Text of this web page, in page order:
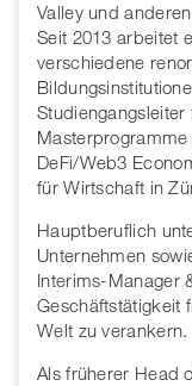
Valley und
Seit 2013 arbeitet
verschiedene
Masterprogramme
DeFi/Web3
für Wirtschaft in
Hauptberuflich
Unternehmen
Interims-Manager
Geschäftstätigkeit
Welt zu verankern.
Als früherer Head